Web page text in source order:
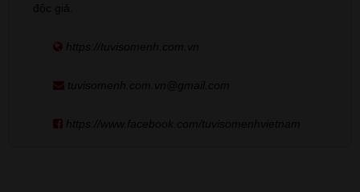
độc giả.
https://tuvisomenh.com.vn
tuvisomenh.com.vn@gmail.com
https://www.facebook.com/tuvisomenhvietnam